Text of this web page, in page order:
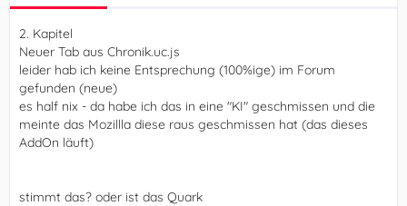
2. Kapitel
Neuer Tab aus Chronik.uc.js
leider hab ich keine Entsprechung (100%ige) im Forum
gefunden (neue)
es half nix - da habe ich das in eine "KI" geschmissen und die
meinte das Mozillla diese raus geschmissen hat (das dieses
AddOn läuft)
stimmt das? oder ist das Quark